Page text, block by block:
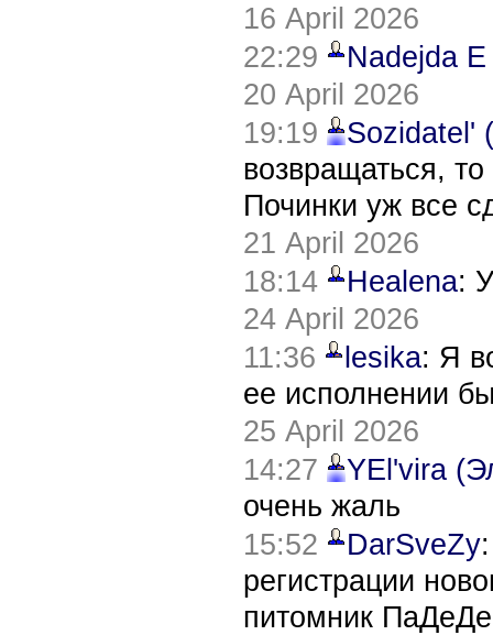
16 April 2026
22:29
Nadejda
20 April 2026
19:19
Sozidatel'
возвращаться,
Починки уж все
21 April 2026
18:14
Healena:
24 April 2026
11:36
lesika: Я
ее исполнении
25 April 2026
14:27
YEl'vira
очень жаль
15:52
DarSveZy
регистрации
питомник